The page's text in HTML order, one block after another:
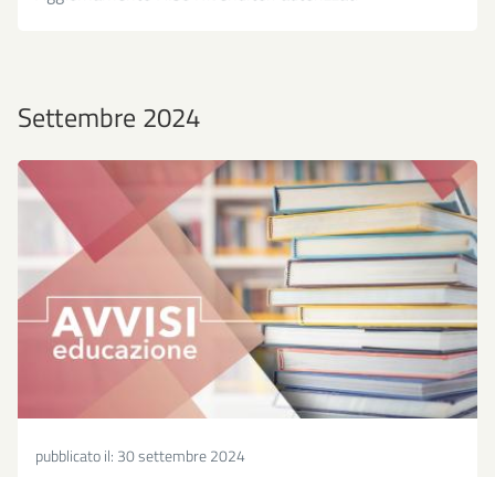
Settembre 2024
pubblicato il: 30 settembre 2024